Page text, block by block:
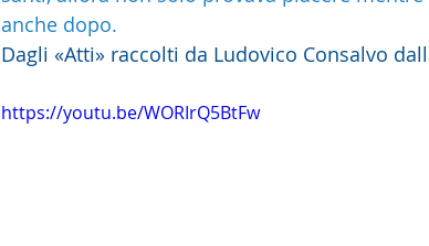
anche dopo.
Dagli «Atti» raccolti da Ludovico Consalvo
https://youtu.be/WORIrQ5BtFw